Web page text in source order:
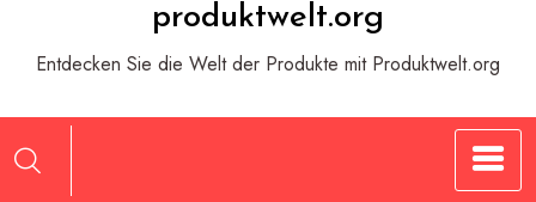
produktwelt.org
Entdecken Sie die Welt der Produkte mit Produktwelt.org